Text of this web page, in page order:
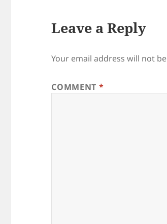
Leave a Reply
Your email address will not
COMMENT *